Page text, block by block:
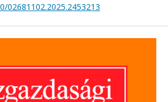
02681102.2025.2453213